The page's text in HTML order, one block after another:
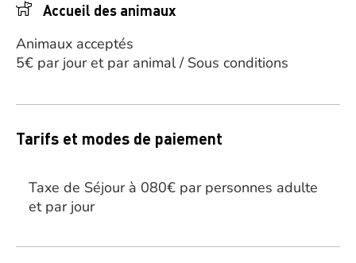
Accueil des animaux
Animaux acceptés
5€ par jour et par animal / Sous conditions
Tarifs et modes de paiement
Taxe de Séjour à 080€ par personnes adulte
et par jour